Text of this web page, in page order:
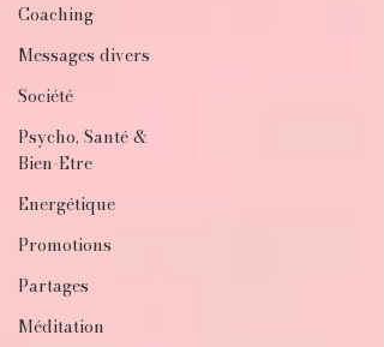
Coaching
Messages divers
Société
Psycho, Santé &
Bien-Etre
Energétique
Promotions
Partages
Méditation